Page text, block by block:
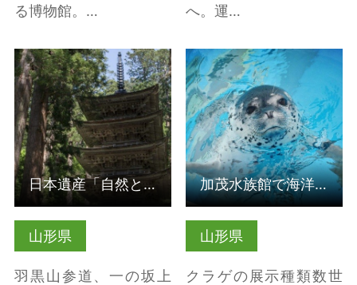
る博物館。…
へ。運…
山形県
羽黒山参道、一の坂上
詳細はこちら
日本遺産「自然と信仰が息づく『生まれかわりの旅』～樹齢300…
山形県
クラゲの展示種類数世
詳細はこちら
加茂水族館で海洋環境について考える（山形県）